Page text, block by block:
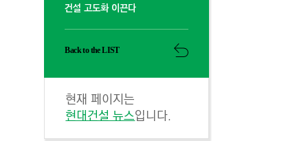
건설 고도화 이끈다
Back to the LIST
현재 페이지는
현대건설 뉴스입니다.